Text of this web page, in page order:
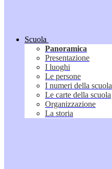
Scuola
Panoramica
Presentazione
I luoghi
Le persone
I numeri della scuola
Le carte della scuola
Organizzazione
La storia